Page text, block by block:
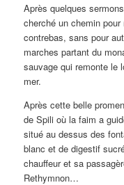
Après quelques
cherché un chemin
contrebas, sans pour
marches partant du
sauvage qui remonte le
mer.
Après cette belle
de Spili où la faim a
situé au dessus des
blanc et de digestif
chauffeur et sa
Rethymnon…